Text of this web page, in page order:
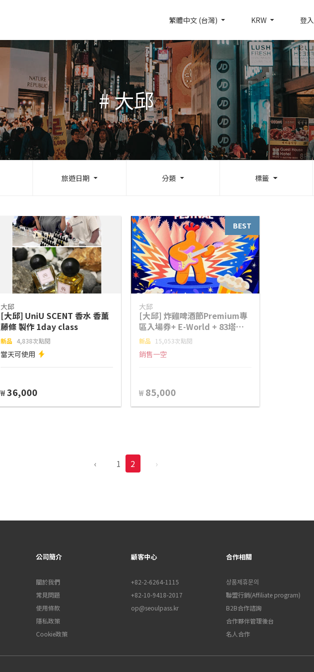
繁體中文 (台灣) KRW 登入
# 大邱
旅遊日期 分類 標籤
大邱
[大邱] UniU SCENT 香水 香薰
藤條 製作 1day class
新品 4,838次點閱
當天可使用
₩36,000
BEST
大邱
[大邱] 炸雞啤酒節Premium專
區入場券+ E-World + 83塔套
餐 (07.01~05)
新品 15,053次點閱
銷售一空
₩ 85,000
‹ 1 2 ›
公司簡介
關於我們
常見問題
使用條款
隱私政策
Cookie政策
顧客中心
+82-2-6264-1115
+82-10-9418-2017
op@seoulpass.kr
合作相關
상품제휴문의
聯盟行銷(Affiliate program)
B2B合作諮詢
合作夥伴管理後台
名人合作